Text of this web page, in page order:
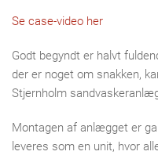
Se case-video her
Godt begyndt er halvt
der er noget om snakken,
Stjernholm
Montagen af anlægget er
leveres som en unit, hvor